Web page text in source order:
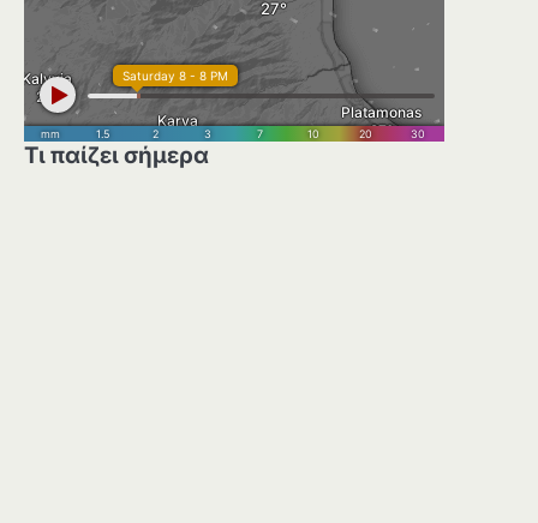
Τι παίζει σήμερα